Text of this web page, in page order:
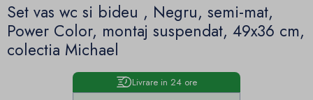
Set vas wc si bideu , Negru, semi-mat,
Power Color, montaj suspendat, 49x36 cm,
colectia Michael
Livrare in 24 ore